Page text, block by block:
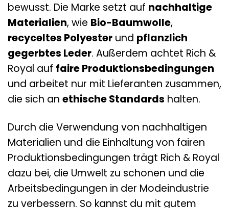
bewusst. Die Marke setzt auf nachhaltige
Materialien, wie Bio-Baumwolle,
recyceltes Polyester und pflanzlich
gegerbtes Leder. Außerdem achtet Rich &
Royal auf faire Produktionsbedingungen
und arbeitet nur mit Lieferanten zusammen,
die sich an ethische Standards halten.
Durch die Verwendung von nachhaltigen
Materialien und die Einhaltung von fairen
Produktionsbedingungen trägt Rich & Royal
dazu bei, die Umwelt zu schonen und die
Arbeitsbedingungen in der Modeindustrie
zu verbessern. So kannst du mit gutem